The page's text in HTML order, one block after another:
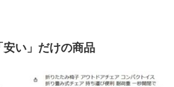
安い」だけの商品